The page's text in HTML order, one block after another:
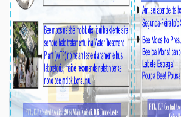
BTL, E.P-MOP-PMU Halo
ADB kona-bá Empréstimu ba
Média_BTL, E.P October-22-